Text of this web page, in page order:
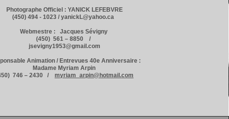
Photographe Officiel : YANICK LEFEBVRE
(450) 494 - 1023 / yanickL@yahoo.ca
Webmestre : Jacques Sévigny
(450) 561 – 8850 /
jsevigny1953@gmail.com
Animation / Entrevues 40e Anniversaire :
Madame Myriam Arpin
746 – 2430 /myriam_arpin@hotmail.com